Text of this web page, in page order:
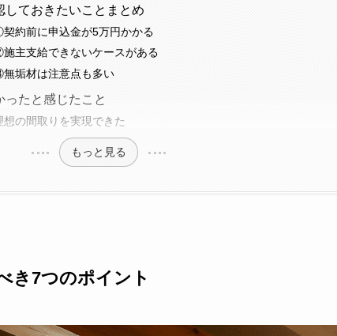
ておきたいことまとめ
約前に申込金が5万円かかる
主支給できないケースがある
垢材は注意点も多い
たと感じたこと
の間取りを実現できた
もっと見る
き7つのポイント